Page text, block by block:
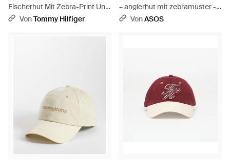
Fischerhut Mit Zebra-Print Und
Logo-Emblem - Weiß
VonTommy Hilfiger
– anglerhut mit zebramuster -
WeißVonASOS